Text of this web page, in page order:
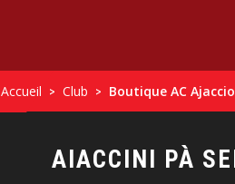
Accueil Club Boutique AC Ajaccio